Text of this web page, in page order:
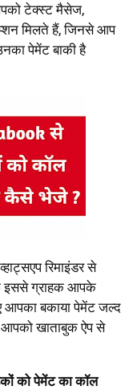
टेक्स्ट मैसेज,
मिलते हैं, जिनसे आप
पेमेंट बाकी है
रिमाइंडर से
इससे ग्राहक आपके
आपका बकाया पेमेंट जल्द
खाताबुक ऐप से
को पेमेंट का कॉल